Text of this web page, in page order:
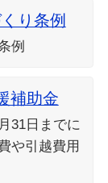
り条例
例
補助金
31日までに
や引越費用